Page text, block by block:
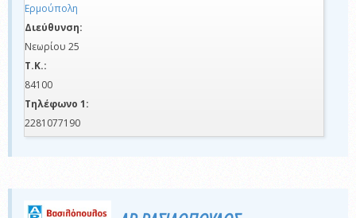
Ερμούπολη
Διεύθυνση:
Nεωρίου 25
Τ.Κ.:
84100
Τηλέφωνο 1:
2281077190